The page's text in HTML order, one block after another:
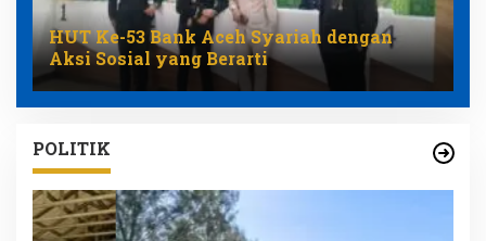
HUT Ke-53 Bank Aceh Syariah dengan
Aksi Sosial yang Berarti
POLITIK